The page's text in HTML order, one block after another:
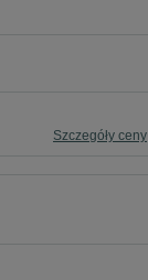
Szczegóły ceny